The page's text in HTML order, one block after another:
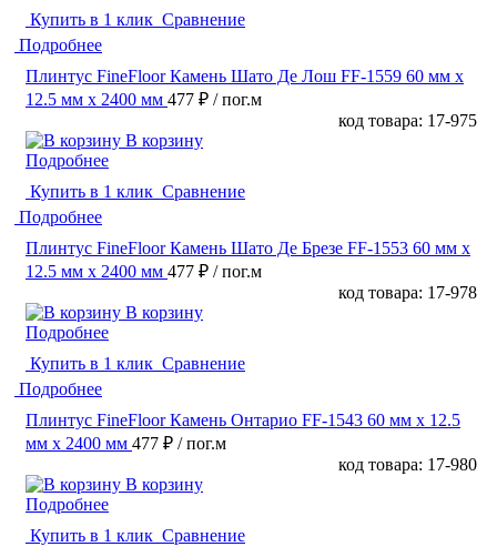
Купить в 1 клик Сравнение
Подробнее
Плинтус FineFloor Камень Шато Де Лош FF-1559 60 мм х
12.5 мм х 2400 мм 477 ₽ / пог.м
код товара: 17-975
В корзину
Подробнее
Купить в 1 клик Сравнение
Подробнее
Плинтус FineFloor Камень Шато Де Брезе FF-1553 60 мм х
12.5 мм х 2400 мм 477 ₽ / пог.м
код товара: 17-978
В корзину
Подробнее
Купить в 1 клик Сравнение
Подробнее
Плинтус FineFloor Камень Онтарио FF-1543 60 мм х 12.5
мм х 2400 мм 477 ₽ / пог.м
код товара: 17-980
В корзину
Подробнее
Купить в 1 клик Сравнение